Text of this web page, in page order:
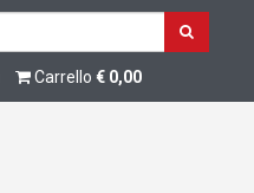
Carrello € 0,00